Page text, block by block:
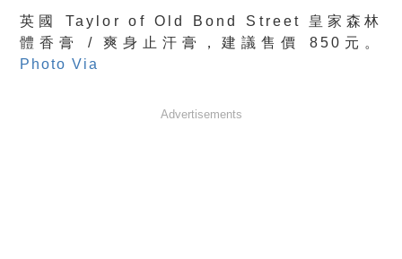
英國 Taylor of Old Bond Street 皇家森林
體香膏 / 爽身止汗膏，建議售價 850元。
Photo Via
Advertisements